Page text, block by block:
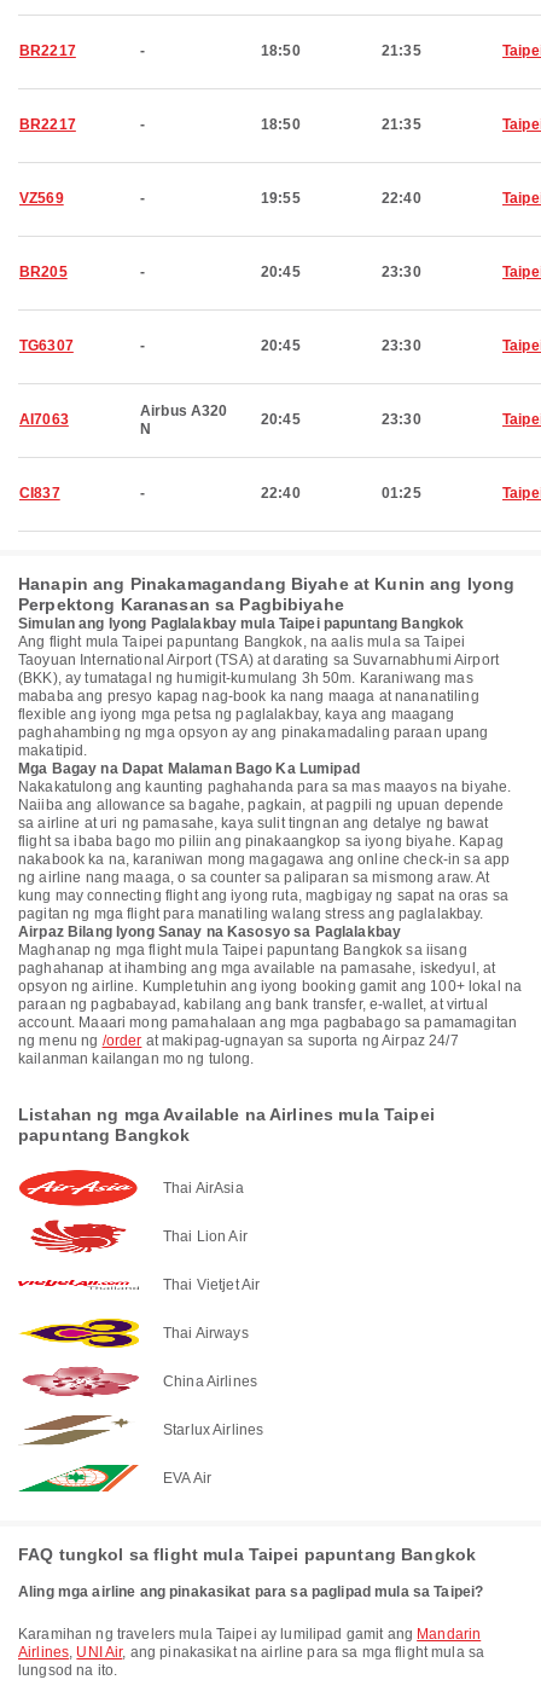
BR2217 - 18:50 21:35
BR2217 - 18:50 21:35
VZ569 - 19:55 22:40
BR205 - 20:45 23:30
TG6307 - 20:45 23:30
AI7063
Airbus A320
N
20:45 23:30
CI837 - 22:40 01:25
Hanapin ang Pinakamagandang Biyahe at Kunin ang Iyong
Perpektong Karanasan sa Pagbibiyahe
Simulan ang Iyong Paglalakbay mula Taipei papuntang Bangkok
Ang flight mula Taipei papuntang Bangkok, na aalis mula sa Taipei
Taoyuan International Airport (TSA) at darating sa Suvarnabhumi Airport
(BKK), ay tumatagal ng humigit-kumulang 3h 50m. Karaniwang mas
mababa ang presyo kapag nag-book ka nang maaga at nananatiling
flexible ang iyong mga petsa ng paglalakbay, kaya ang maagang
paghahambing ng mga opsyon ay ang pinakamadaling paraan upang
makatipid.
Mga Bagay na Dapat Malaman Bago Ka Lumipad
Nakakatulong ang kaunting paghahanda para sa mas maayos na biyahe.
Naiiba ang allowance sa bagahe, pagkain, at pagpili ng upuan depende
sa airline at uri ng pamasahe, kaya sulit tingnan ang detalye ng bawat
flight sa ibaba bago mo piliin ang pinakaangkop sa iyong biyahe. Kapag
nakabook ka na, karaniwan mong magagawa ang online check-in sa app
ng airline nang maaga, o sa counter sa paliparan sa mismong araw. At
kung may connecting flight ang iyong ruta, magbigay ng sapat na oras sa
pagitan ng mga flight para manatiling walang stress ang paglalakbay.
Airpaz Bilang Iyong Sanay na Kasosyo sa Paglalakbay
Maghanap ng mga flight mula Taipei papuntang Bangkok sa iisang
paghahanap at ihambing ang mga available na pamasahe, iskedyul, at
opsyon ng airline. Kumpletuhin ang iyong booking gamit ang 100+ lokal na
paraan ng pagbabayad, kabilang ang bank transfer, e-wallet, at virtual
account. Maaari mong pamahalaan ang mga pagbabago sa pamamagitan
ng menu ng /order at makipag-ugnayan sa suporta ng Airpaz 24/7
kailanman kailangan mo ng tulong.
Listahan ng mga Available na Airlines mula Taipei
papuntang Bangkok
Thai AirAsia
Thai Lion Air
Thai Vietjet Air
Thai Airways
China Airlines
Starlux Airlines
EVA Air
FAQ tungkol sa flight mula Taipei papuntang Bangkok
Aling mga airline ang pinakasikat para sa paglipad mula sa Taipei?
Karamihan ng travelers mula Taipei ay lumilipad gamit ang Mandarin
Airlines, UNI Air, ang pinakasikat na airline para sa mga flight mula sa
lungsod na ito.